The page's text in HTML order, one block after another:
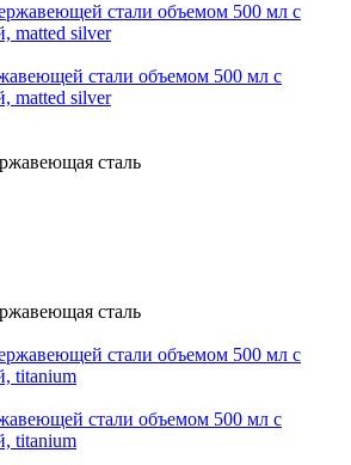
стали объемом 500 мл с
matted silver
сталь
сталь
стали объемом 500 мл с
titanium